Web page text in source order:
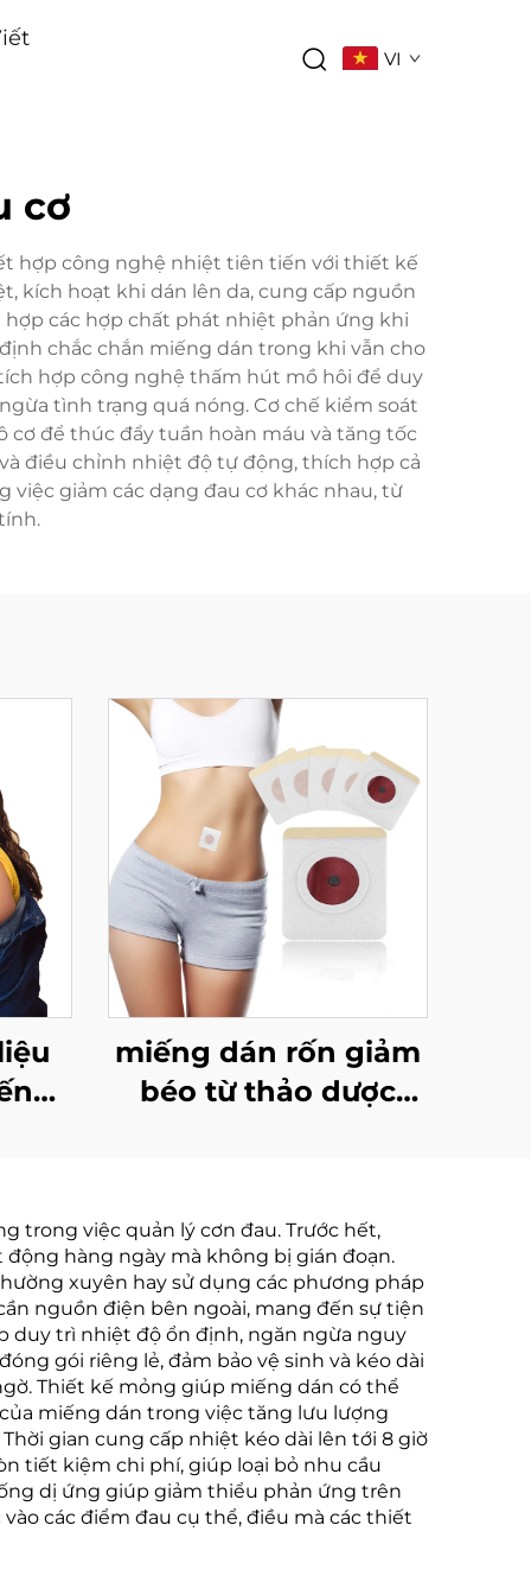
VI
cơ
hợp công nghệ nhiệt tiên tiến với thiết kế
kích hoạt khi dán lên da, cung cấp nguồn
các hợp chất phát nhiệt phản ứng khi
chắc chắn miếng dán trong khi vẫn cho
hợp công nghệ thấm hút mồ hôi để duy
tình trạng quá nóng. Cơ chế kiểm soát
cơ để thúc đẩy tuần hoàn máu và tăng tốc
điều chỉnh nhiệt độ tự động, thích hợp cả
giảm các dạng đau cơ khác nhau, từ
miếng dán rốn giảm
béo từ thảo dược
trong việc quản lý cơn đau. Trước hết,
hàng ngày mà không bị gián đoạn.
xuyên hay sử dụng các phương pháp
nguồn điện bên ngoài, mang đến sự tiện
duy trì nhiệt độ ổn định, ngăn ngừa nguy
gói riêng lẻ, đảm bảo vệ sinh và kéo dài
Thiết kế mỏng giúp miếng dán có thể
miếng dán trong việc tăng lưu lượng
gian cung cấp nhiệt kéo dài lên tới 8 giờ
tiết kiệm chi phí, giúp loại bỏ nhu cầu
dị ứng giúp giảm thiểu phản ứng trên
các điểm đau cụ thể, điều mà các thiết